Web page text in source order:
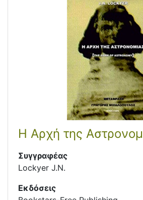
Η Αρχή της
Συγγραφέας
Lockyer J.N.
Εκδόσεις